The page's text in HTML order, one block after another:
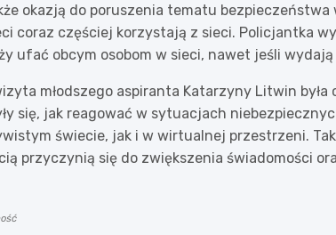
okazją do poruszenia tematu
coraz częściej korzystają z sieci. Policjantka
ufać obcym osobom w sieci, nawet jeśli
młodszego aspiranta Katarzyny Litwin
się, jak reagować w sytuacjach
świecie, jak i w wirtualnej przestrzeni.
przyczynią się do zwiększenia świadomości